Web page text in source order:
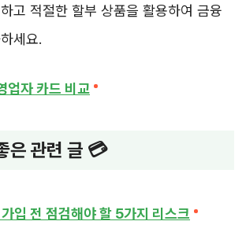
고 적절한 할부 상품을 활용하여 금융
세요.
업자 카드 비교
은 관련 글 💳
입 전 점검해야 할 5가지 리스크